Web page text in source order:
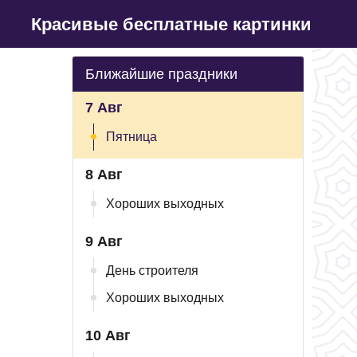
Красивые бесплатные картинки
Ближайшие праздники
7 Авг
Пятница
8 Авг
Хороших выходных
9 Авг
День строителя
Хороших выходных
10 Авг